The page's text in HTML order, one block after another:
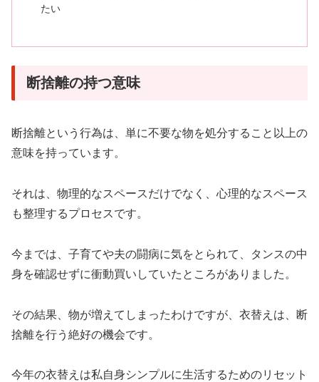
たい
断捨離の持つ意味
断捨離という行為は、単に不要な物を処分すること以上の
意味を持っています。
それは、物理的なスペースだけでなく、心理的なスペース
も整理するプロセスです。
今までは、子育てや夫の闘病に気をとられて、タンスの中
身を確認せずに衝動買いしていたところがありました。
その結果、物が増えてしまったわけですが、衣替えは、断
捨離を行う絶好の機会です。
今年の衣替えは私自身シンプルに生活するためのリセット